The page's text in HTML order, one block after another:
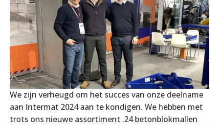
We zijn verheugd om het succes van onze deelname
aan Intermat 2024 aan te kondigen. We hebben met
trots ons nieuwe assortiment .24 betonblokmallen